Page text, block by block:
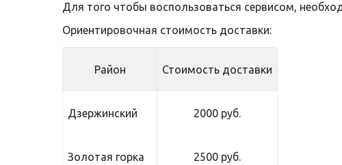
Для того чтобы воспользоваться сервисом,
Ориентировочная стоимость доставки:
Район Стоимость доставки
Дзержинский 2000 руб.
Золотая горка 2500 руб.